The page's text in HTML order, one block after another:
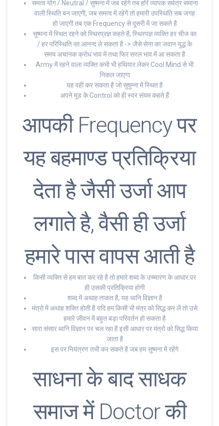
समत्व योग / Neutral / सुष्मना में जब रहेगे तब हरि व्यापक सर्वत्र समाना
वाली स्थिति बन जाएगी, जब समत्व में रहेगें तो हमारी उपस्थिति सब जगह
हो जाएगी तब एक Frequency से दूसरी में जा सकते है
सुष्मना में स्थित रहने को स्थिरप्रज्ञ कहते है, स्थिरपज्ञ व्यक्ति हर चीज का
/ हर परिस्थिति का आनन्द ले सकता है -> जैसे सेना का जवान युद्ध के
समय अचानक क्रोध भाव में तथा फिर सरल भाव में आ सकता है
Army में रहने वाला व्यक्ति कभी भी हथियार लेकर Cool Mind से भी
निकल जाएगा
यह वही कर सकता है जो सुषुम्ना में स्थित है
अपने मूड के Control को ही स्वर संयम कहते हैं
आपकी Frequency पर
यह बहमाण्ड प्रतिक्रिया
देता है जैसी उर्जा आप
लगाते है, वैसी ही उर्जा
हमारे पास वापस आती है
किसी व्यक्ति से हम बात कर रहे है तो हमारे शब्द के उच्चारण के आधार पर
ही उसकी प्रतिक्रिया होगी
शब्द में अथाह ताकत है, यह ध्वनि विज्ञान है
मंत्रो में अथाह शक्ति होती है यदि हम किसी भी मंत्र को सिद्ध कर लें तो उसे
हमारे जीवन में बहुत बड़ा परिवर्तन हो सकता है
सारा संसार ध्वनि विज्ञान पर चल रहा है इसी आधार पर मंत्रो को सिद्ध किया
जाता है
इस पर नियंत्रण तभी कर सकते है जब हम सुष्मना में रहेंगे
साधना के बाद साधक
समाज में Doctor की